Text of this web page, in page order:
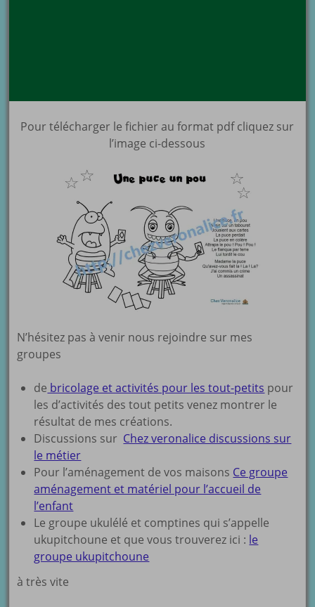
Pour télécharger le fichier au format pdf cliquez sur
l’image ci-dessous
N’hésitez pas à venir nous rejoindre sur mes
groupes
de bricolage et activités pour les tout-petits pour
les d’activités des tout petits venez montrer le
résultat de mes créations.
Discussions sur Chez veronalice discussions sur
le métier
Pour l’aménagement de vos maisons Ce groupe
aménagement et matériel pour l’accueil de
l’enfant
Le groupe ukulélé et comptines qui s’appelle
ukupitchoune et que vous trouverez ici : le
groupe ukupitchoune
à très vite